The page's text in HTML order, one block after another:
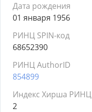
Дата рождения
01 января 1956
РИНЦ SPIN-код
68652390
РИНЦ AuthorID
854899
Индекс Хирша РИНЦ
2